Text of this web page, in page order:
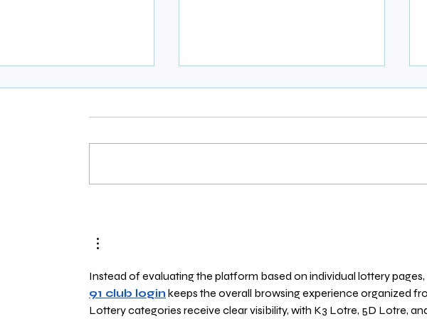
Instead of evaluating the platform based on individual lottery
91 club login keeps the overall browsing experience organized
Lottery categories receive clear visibility, with K3 Lotre, 5D Lotre,